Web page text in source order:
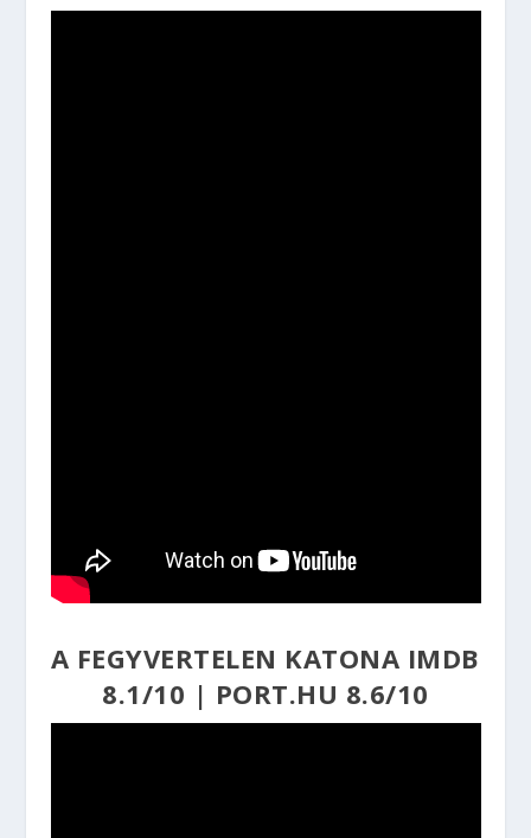
A FEGYVERTELEN KATONA IMDB
8.1/10 | PORT.HU 8.6/10